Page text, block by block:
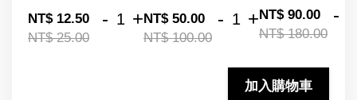
NT$ 12.50
NT$ 25.00
- +NT$ 50.00
NT$ 100.00
- +NT$ 90.00
NT$ 180.00
-
加入購物車